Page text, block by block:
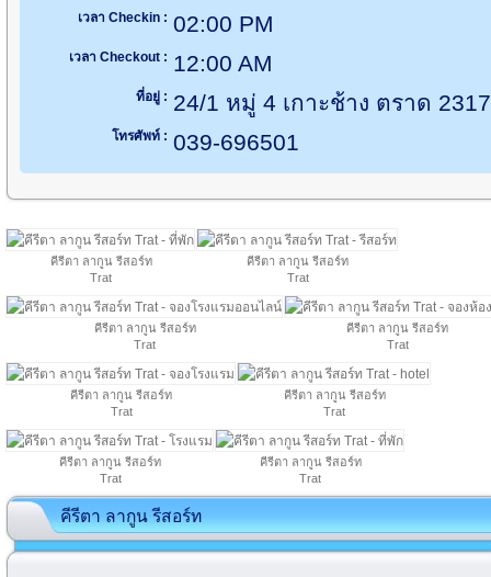
เวลา Checkin : 02:00 PM
เวลา Checkout : 12:00 AM
ที่อยู่ : 24/1 หมู่ 4 เกาะช้าง ตราด
โทรศัพท์ : 039-696501
คีรีตา ลากูน รีสอร์ท
Trat
คีรีตา ลากูน รีสอร์ท
Trat
คีรีตา ลากูน รีสอร์ท
Trat
คีรีตา ลากูน รีสอร์ท
Trat
คีรีตา ลากูน รีสอร์ท
Trat
คีรีตา ลากูน รีสอร์ท
Trat
คีรีตา ลากูน รีสอร์ท
Trat
คีรีตา ลากูน รีสอร์ท
Trat
คีรีตา ลากูน รีสอร์ท